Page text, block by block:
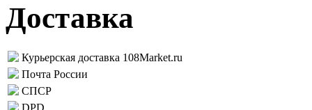
Доставка
Курьерская доставка 108Market.ru
Почта России
СПСР
DPD